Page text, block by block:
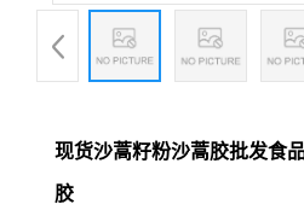
现货沙蒿籽粉沙蒿胶批发食
胶